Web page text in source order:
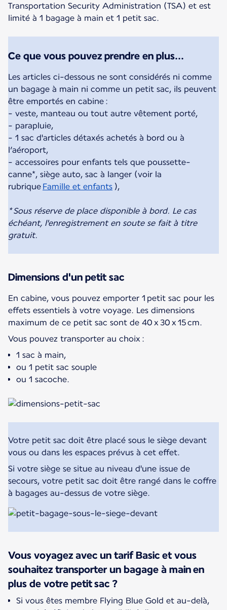
Transportation Security Administration (TSA) et est
limité à 1 bagage à main et 1 petit sac.
Ce que vous pouvez prendre en plus...
Les articles ci-dessous ne sont considérés ni comme
un bagage à main ni comme un petit sac, ils peuvent
être emportés en cabine :
- veste, manteau ou tout autre vêtement porté,
- parapluie,
- 1 sac d'articles détaxés achetés à bord ou à
l’aéroport,
- accessoires pour enfants tels que poussette-
canne*, siège auto, sac à langer (voir la
rubrique Famille et enfants ),
* Sous réserve de place disponible à bord. Le cas
échéant, l'enregistrement en soute se fait à titre
gratuit.
Dimensions d'un petit sac
En cabine, vous pouvez emporter 1 petit sac pour les
effets essentiels à votre voyage. Les dimensions
maximum de ce petit sac sont de 40 x 30 x 15 cm.
Vous pouvez transporter au choix :
1 sac à main,
ou 1 petit sac souple
ou 1 sacoche.
Votre petit sac doit être placé sous le siège devant
vous ou dans les espaces prévus à cet effet.
Si votre siège se situe au niveau d'une issue de
secours, votre petit sac doit être rangé dans le coffre
à bagages au-dessus de votre siège.
Vous voyagez avec un tarif Basic et vous
souhaitez transporter un bagage à main en
plus de votre petit sac ?
Si vous êtes membre Flying Blue Gold et au-delà,